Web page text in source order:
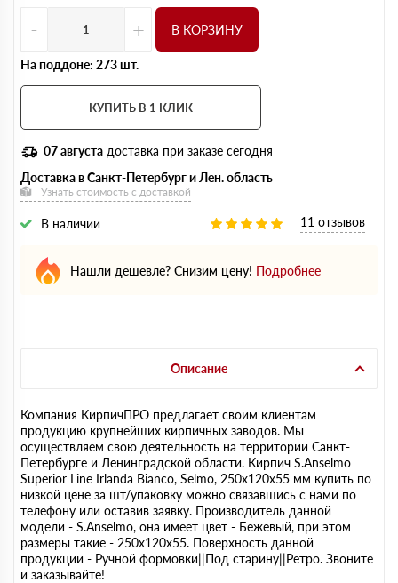
- + В КОРЗИНУ
На поддоне: 273 шт.
КУПИТЬ В 1 КЛИК
07 августа доставка при заказе сегодня
Доставка в Санкт-Петербург и Лен. область
Узнать стоимость с доставкой
В наличии 11 отзывов
Нашли дешевле? Снизим цену! Подробнее
Описание
Компания КирпичПРО предлагает своим клиентам
продукцию крупнейших кирпичных заводов. Мы
осуществляем свою деятельность на территории Санкт-
Петербурге и Ленинградской области. Кирпич S.Anselmo
Superior Line Irlanda Bianco, Selmo, 250х120х55 мм купить по
низкой цене за шт/упаковку можно связавшись с нами по
телефону или оставив заявку. Производитель данной
модели - S.Anselmo, она имеет цвет - Бежевый, при этом
размеры такие - 250х120х55. Поверхность данной
продукции - Ручной формовки||Под старину||Ретро. Звоните
и заказывайте!